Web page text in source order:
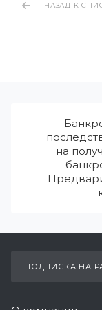
НАЗАД К
на
ПОДПИСКА НА